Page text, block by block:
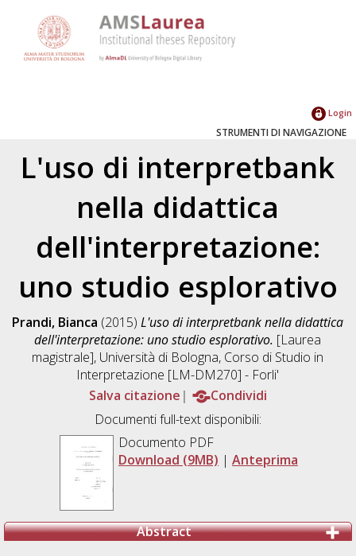
Login
STRUMENTI DI NAVIGAZIONE
L'uso di interpretbank
nella didattica
dell'interpretazione:
uno studio esplorativo
Prandi, Bianca (2015)L'uso di interpretbank nella didattica
dell'interpretazione: uno studio esplorativo. [Laurea
magistrale], Università di Bologna, Corso di Studio in
Interpretazione [LM-DM270] - Forli'
Salva citazione
Condividi
Documenti full-text disponibili:
Documento PDF
Download (9MB) | Anteprima
Abstract